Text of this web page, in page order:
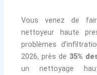
Vous venez de
nettoyeur haute
problèmes
2026, près de 35%
un nettoyage